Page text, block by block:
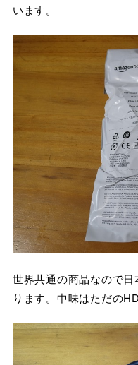
います。
世界共通の商品なので
ります。中味はただの